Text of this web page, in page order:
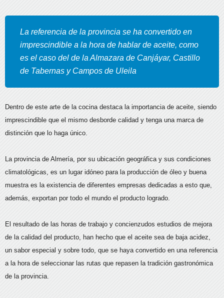
La referencia de la provincia se ha convertido en
imprescindible a la hora de hablar de aceite, como
es el caso del de la Almazara de Canjáyar, Castillo
de Tabernas y Campos de Uleila
Dentro de este arte de la cocina destaca la importancia de aceite, siendo
imprescindible que el mismo desborde calidad y tenga una marca de
distinción que lo haga único.
La provincia de Almería, por su ubicación geográfica y sus condiciones
climatológicas, es un lugar idóneo para la producción de óleo y buena
muestra es la existencia de diferentes empresas dedicadas a esto que,
además, exportan por todo el mundo el producto logrado.
El resultado de las horas de trabajo y concienzudos estudios de mejora
de la calidad del producto, han hecho que el aceite sea de baja acidez,
un sabor especial y sobre todo, que se haya convertido en una referencia
a la hora de seleccionar las rutas que repasen la tradición gastronómica
de la provincia.